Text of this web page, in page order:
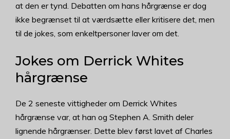
at den er tynd. Debatten om hans hårgrænse er dog
ikke begrænset til at værdsætte eller kritisere det, men
til de jokes, som enkeltpersoner laver om det.
Jokes om Derrick Whites
hårgrænse
De 2 seneste vittigheder om Derrick Whites
hårgrænse var, at han og Stephen A. Smith deler
lignende hårgrænser. Dette blev først lavet af Charles